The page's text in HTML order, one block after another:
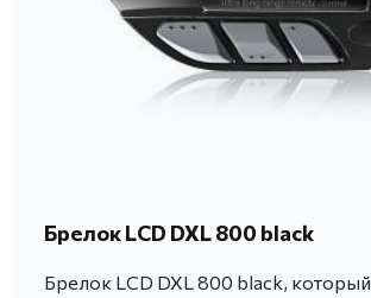
Брелок LCD DXL 800 black
Брелок LCD DXL 800 black, который